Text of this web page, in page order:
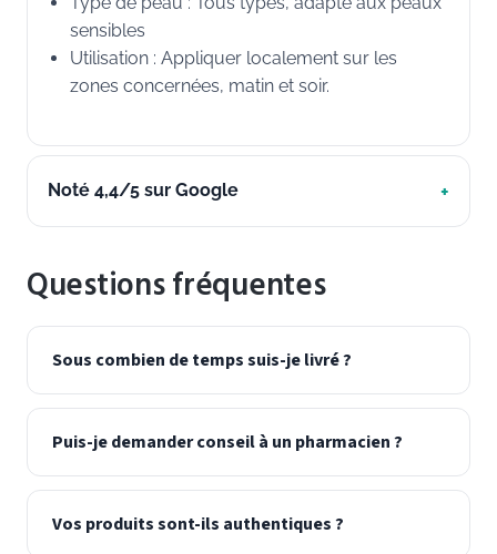
sensibles
Utilisation : Appliquer localement sur les
zones concernées, matin et soir.
Noté 4,4/5 sur Google
Questions fréquentes
Sous combien de temps suis-je livré ?
Puis-je demander conseil à un pharmacien ?
Vos produits sont-ils authentiques ?